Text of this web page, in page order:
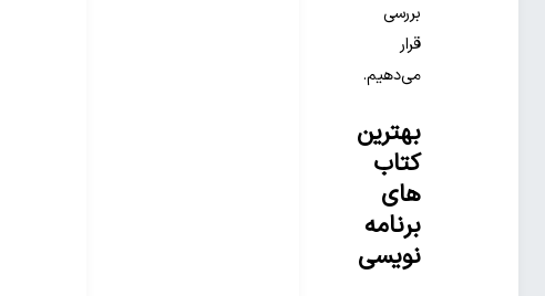
بررسی
قرار
می‌دهیم.
بهترین
کتاب
های
برنامه‌
نویسی